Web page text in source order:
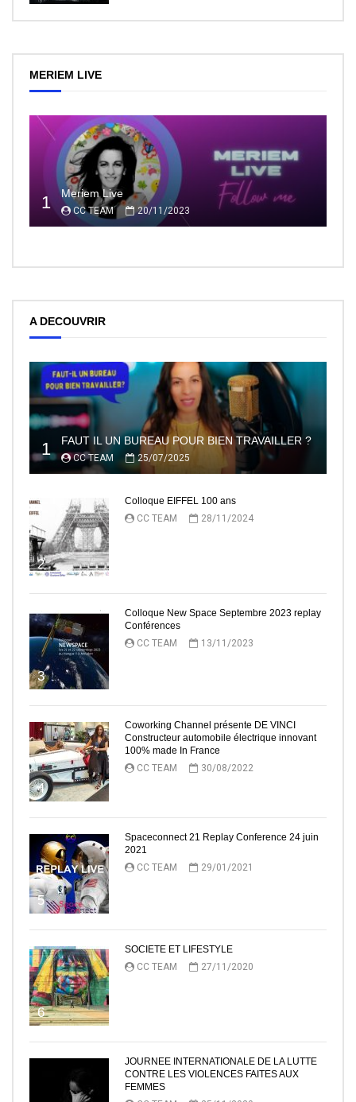
MERIEM LIVE
1 Meriem Live
CC TEAM 20/11/2023
A DECOUVRIR
1 FAUT IL UN BUREAU POUR BIEN TRAVAILLER ?
CC TEAM 25/07/2025
2
Colloque EIFFEL 100 ans
CC TEAM
28/11/2024
3
Colloque New Space Septembre 2023 replay
Conférences
CC TEAM
13/11/2023
4
Coworking Channel présente DE VINCI
Constructeur automobile électrique innovant
100% made In France
CC TEAM
30/08/2022
5
Spaceconnect 21 Replay Conference 24 juin
2021
CC TEAM
29/01/2021
6
SOCIETE ET LIFESTYLE
CC TEAM
27/11/2020
JOURNEE INTERNATIONALE DE LA LUTTE
CONTRE LES VIOLENCES FAITES AUX
FEMMES